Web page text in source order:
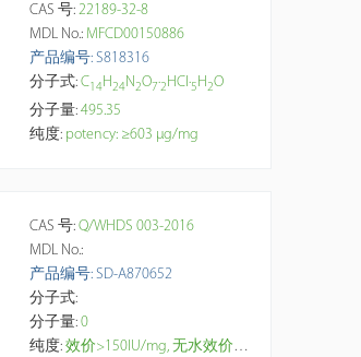
CAS 号: 22189-32-8
MDL No.: MFCD00150886
产品编号: S818316
分子式: C1 4H24N2O7·2 HCl·5 H2O
分子量: 495.35
纯度: potency: ≥603 μg/mg
CAS 号: Q/WHDS 003-2016
MDL No.:
产品编号: SD-A870652
分子式:
分子量: 0
纯度: 效价>150IU/mg, 无水效价>160IU/mg, 适用于临床生化学检查和急诊生化检查的血液标本的采集与抗凝,